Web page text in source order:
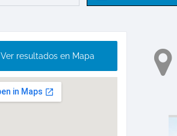
Ver resultados en Mapa